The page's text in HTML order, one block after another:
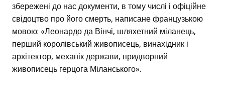
збережені до нас документи, в тому числі і офіційне
свідоцтво про його смерть, написане французькою
мовою: «Леонардо да Вінчі, шляхетний міланець,
перший королівський живописець, винахідник і
архітектор, механік держави, придворний
живописець герцога Міланського».